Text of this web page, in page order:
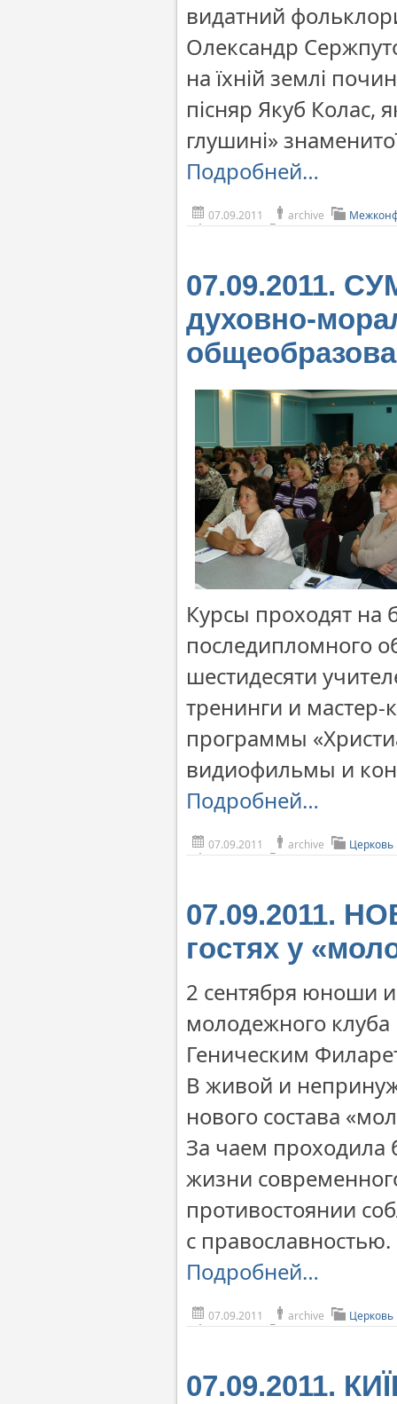
видатний
Олександр
на їхній землі
пісняр Якуб Колас,
глушині»
Подробней…
07.09.2011 archive
07.09.2011.
духовно-
Курсы проходят на
последипломного
шестидесяти
тренинги и мастер-
программы
видиофильмы и
Подробней…
07.09.2011 archive
07.09.2011.
гостях у
2 сентября юноши
молодежного
Геническим
В живой и
нового состава
За чаем проходила
жизни
противостоянии
с православностью.
Подробней…
07.09.2011 archive
07.09.2011.